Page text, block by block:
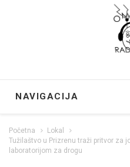
NAVIGACIJA
Početna
Lokal
Tužilaštvo u Prizrenu traži pritvor za
laboratorijom za drogu